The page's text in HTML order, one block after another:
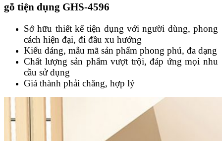
gỗ tiện dụng GHS-4596
Sở hữu thiết kế tiện dụng với người dùng, phong
cách hiện đại, đi đầu xu hướng
Kiểu dáng, mẫu mã sản phẩm phong phú, đa dạng
Chất lượng sản phẩm vượt trội, đáp ứng mọi nhu
cầu sử dụng
Giá thành phải chăng, hợp lý